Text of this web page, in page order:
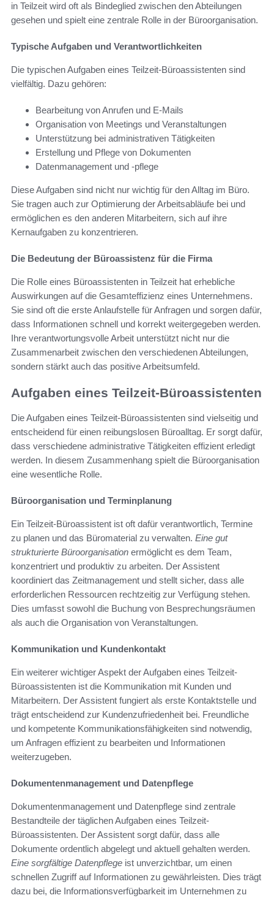
in Teilzeit wird oft als Bindeglied zwischen den Abteilungen
gesehen und spielt eine zentrale Rolle in der Büroorganisation.
Typische Aufgaben und Verantwortlichkeiten
Die typischen Aufgaben eines Teilzeit-Büroassistenten sind
vielfältig. Dazu gehören:
Bearbeitung von Anrufen und E-Mails
Organisation von Meetings und Veranstaltungen
Unterstützung bei administrativen Tätigkeiten
Erstellung und Pflege von Dokumenten
Datenmanagement und -pflege
Diese Aufgaben sind nicht nur wichtig für den Alltag im Büro.
Sie tragen auch zur Optimierung der Arbeitsabläufe bei und
ermöglichen es den anderen Mitarbeitern, sich auf ihre
Kernaufgaben zu konzentrieren.
Die Bedeutung der Büroassistenz für die Firma
Die Rolle eines Büroassistenten in Teilzeit hat erhebliche
Auswirkungen auf die Gesamteffizienz eines Unternehmens.
Sie sind oft die erste Anlaufstelle für Anfragen und sorgen dafür,
dass Informationen schnell und korrekt weitergegeben werden.
Ihre verantwortungsvolle Arbeit unterstützt nicht nur die
Zusammenarbeit zwischen den verschiedenen Abteilungen,
sondern stärkt auch das positive Arbeitsumfeld.
Aufgaben eines Teilzeit-Büroassistenten
Die Aufgaben eines Teilzeit-Büroassistenten sind vielseitig und
entscheidend für einen reibungslosen Büroalltag. Er sorgt dafür,
dass verschiedene administrative Tätigkeiten effizient erledigt
werden. In diesem Zusammenhang spielt die Büroorganisation
eine wesentliche Rolle.
Büroorganisation und Terminplanung
Ein Teilzeit-Büroassistent ist oft dafür verantwortlich, Termine
zu planen und das Büromaterial zu verwalten. Eine gut
strukturierte Büroorganisation ermöglicht es dem Team,
konzentriert und produktiv zu arbeiten. Der Assistent
koordiniert das Zeitmanagement und stellt sicher, dass alle
erforderlichen Ressourcen rechtzeitig zur Verfügung stehen.
Dies umfasst sowohl die Buchung von Besprechungsräumen
als auch die Organisation von Veranstaltungen.
Kommunikation und Kundenkontakt
Ein weiterer wichtiger Aspekt der Aufgaben eines Teilzeit-
Büroassistenten ist die Kommunikation mit Kunden und
Mitarbeitern. Der Assistent fungiert als erste Kontaktstelle und
trägt entscheidend zur Kundenzufriedenheit bei. Freundliche
und kompetente Kommunikationsfähigkeiten sind notwendig,
um Anfragen effizient zu bearbeiten und Informationen
weiterzugeben.
Dokumentenmanagement und Datenpflege
Dokumentenmanagement und Datenpflege sind zentrale
Bestandteile der täglichen Aufgaben eines Teilzeit-
Büroassistenten. Der Assistent sorgt dafür, dass alle
Dokumente ordentlich abgelegt und aktuell gehalten werden.
Eine sorgfältige Datenpflege ist unverzichtbar, um einen
schnellen Zugriff auf Informationen zu gewährleisten. Dies trägt
dazu bei, die Informationsverfügbarkeit im Unternehmen zu